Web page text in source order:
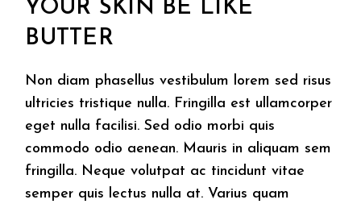
YOUR SKIN BE LIKE
BUTTER
Non diam phasellus vestibulum lorem sed risus
ultricies tristique nulla. Fringilla est ullamcorper
eget nulla facilisi. Sed odio morbi quis
commodo odio aenean. Mauris in aliquam sem
fringilla. Neque volutpat ac tincidunt vitae
semper quis lectus nulla at. Varius quam